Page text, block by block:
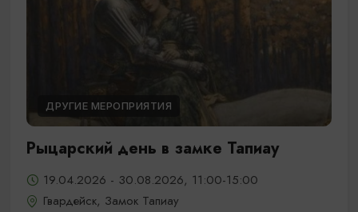
ДРУГИЕ МЕРОПРИЯТИЯ
Рыцарский день в замке Тапиау
19.04.2026 - 30.08.2026, 11:00-15:00
Гвардейск, Замок Тапиау